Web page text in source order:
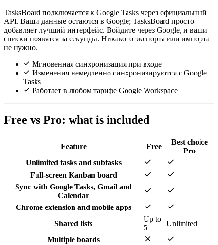
TasksBoard подключается к Google Tasks через официальный
API. Ваши данные остаются в Google; TasksBoard просто
добавляет лучший интерфейс. Войдите через Google, и ваши
списки появятся за секунды. Никакого экспорта или импорта
не нужно.
Мгновенная синхронизация при входе
Изменения немедленно синхронизируются с Google
Tasks
Работает в любом тарифе Google Workspace
Free vs Pro: what is included
Feature Free
Best choice
Pro
Unlimited tasks and subtasks
check check
Full-screen Kanban board check check
Sync with Google Tasks, Gmail and
Calendar
check check
Chrome extension and mobile apps check check
Shared lists
Up to
5
Unlimited
Multiple boards
close check